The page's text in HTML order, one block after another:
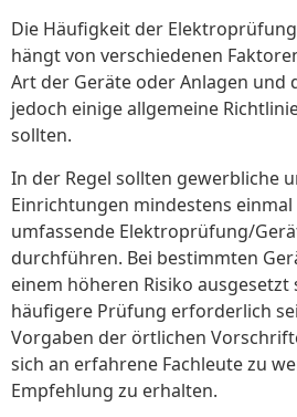
Die Häufigkeit der
hängt von verschiedenen
Art der Geräte oder Anlagen und
jedoch einige allgemeine
sollten.
In der Regel sollten gewerbliche
Einrichtungen mindestens einmal
umfassende Elektroprüfung/
durchführen. Bei bestimmten
einem höheren Risiko ausgesetzt
häufigere Prüfung erforderlich
Vorgaben der örtlichen
sich an erfahrene Fachleute zu
Empfehlung zu erhalten.